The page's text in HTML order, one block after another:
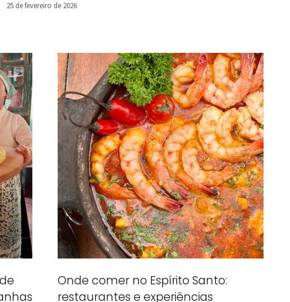
25 de fevereiro de 2026
Onde comer no Espírito Santo:
restaurantes e experiências